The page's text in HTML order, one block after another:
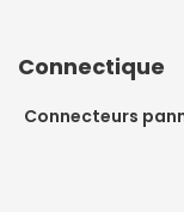
Connectique
Connecteurs